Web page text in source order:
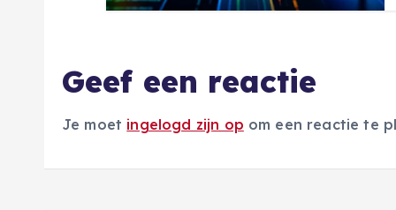
Geef een reactie
Je moet ingelogd zijn op om een reactie te